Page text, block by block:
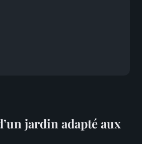
jardin adapté aux